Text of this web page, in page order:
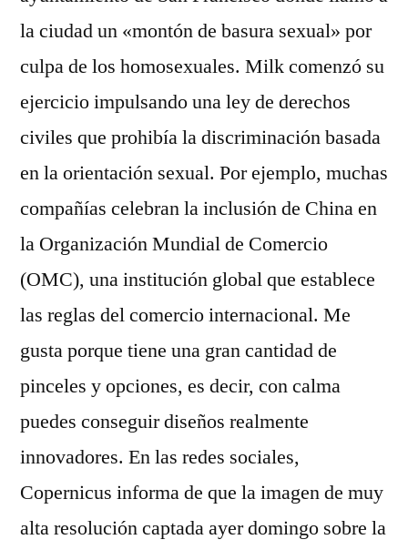
la ciudad un «montón de basura sexual» por
culpa de los homosexuales. Milk comenzó su
ejercicio impulsando una ley de derechos
civiles que prohibía la discriminación basada
en la orientación sexual. Por ejemplo, muchas
compañías celebran la inclusión de China en
la Organización Mundial de Comercio
(OMC), una institución global que establece
las reglas del comercio internacional. Me
gusta porque tiene una gran cantidad de
pinceles y opciones, es decir, con calma
puedes conseguir diseños realmente
innovadores. En las redes sociales,
Copernicus informa de que la imagen de muy
alta resolución captada ayer domingo sobre la